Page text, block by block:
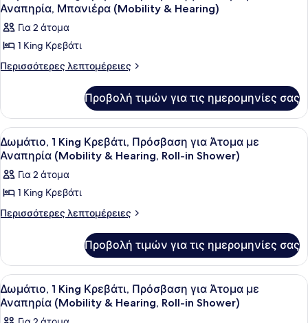
Γωνιακό
στην
Πόλη,
Γωνιακό
των
φωτογραφιών
για
Δωμάτιο,
Κρεβάτι,
Πρόσβαση
για
Άτομα
με
Αναπηρία,
Μπανιέρα
Hearing)
Αναπηρία, Μπανιέρα (Mobility & Hearing)
Για 2 άτομα
1 King Κρεβάτι
Περισσότερες λεπτομέρειες
Περισσότερες
1
King
Κρεβάτι,
Πρόσβαση
Άτομα
με
Αναπηρία,
Μπανιέρα
Προβολή τιμών για τις ημερομηνίες σας
Προβολή
όλων
των
φωτογραφιών
για
Δωμάτιο,
Κρεβάτι,
Πρόσβαση
για
Άτομα
Ένα δωμάτιο ξενοδοχείου με ένα
6
Δωμάτιο, 1 King Κρεβάτι, Πρόσβαση για Άτομα με
Αναπηρία (Mobility & Hearing, Roll-in Shower)
Για 2 άτομα
1 King Κρεβάτι
Περισσότερες λεπτομέρειες
Περισσότερες
1
King
Κρεβάτι,
Πρόσβαση
Προβολή τιμών για τις ημερομηνίες σας
Προβολή
όλων
των
Ένα δωμάτιο ξενοδοχείου με ένα
7
Δωμάτιο, 1 King Κρεβάτι, Πρόσβαση για Άτομα με
Αναπηρία (Mobility & Hearing, Roll-in Shower)